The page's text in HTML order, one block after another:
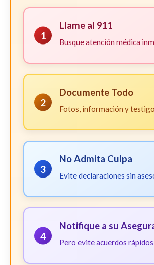
1
Llame al 911
Busque atención médica
2
Documente Todo
Fotos, información y
3
No Admita Culpa
Evite declaraciones sin
4
Notifique a su
Pero evite acuerdos rápidos